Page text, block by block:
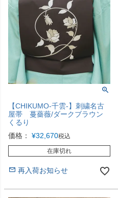
【CHIKUMO-千雲-】刺繍名古
屋帯 蔓薔薇/ダークブラウン
くるり
価格：
¥32,670税込
在庫切れ
再入荷お知らせ